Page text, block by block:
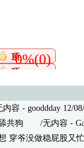
0%(0)
- gooddday 12/08/
共狗 /无内容 -
穿爷没做稳屁股又